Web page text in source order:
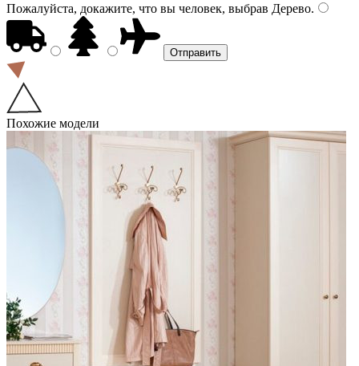
Пожалуйста, докажите, что вы человек, выбрав Дерево.
Похожие модели